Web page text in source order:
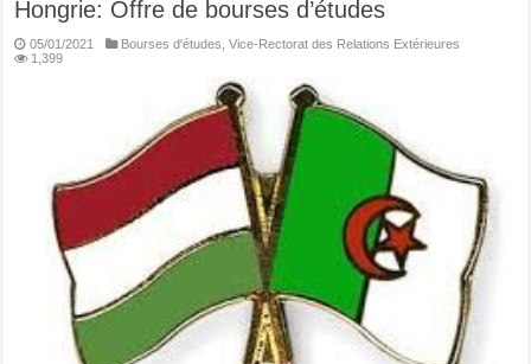
Hongrie: Offre de bourses d’études
05/01/2021 Bourses d'études ,Vice-Rectorat des Relations Extérieures
1,399